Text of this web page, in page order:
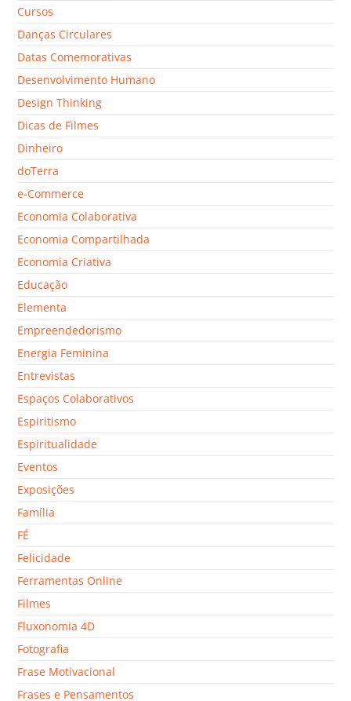
Cursos
Danças Circulares
Datas Comemorativas
Desenvolvimento Humano
Design Thinking
Dicas de Filmes
Dinheiro
doTerra
e-Commerce
Economia Colaborativa
Economia Compartilhada
Economia Criativa
Educação
Elementa
Empreendedorismo
Energia Feminina
Entrevistas
Espaços Colaborativos
Espiritismo
Espiritualidade
Eventos
Exposições
Família
FÉ
Felicidade
Ferramentas Online
Filmes
Fluxonomia 4D
Fotografia
Frase Motivacional
Frases e Pensamentos